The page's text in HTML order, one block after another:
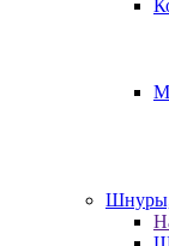
Шнуры,